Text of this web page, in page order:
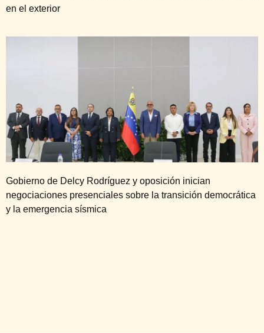
en el exterior
Gobierno de Delcy Rodríguez y oposición inician
negociaciones presenciales sobre la transición democrática
y la emergencia sísmica